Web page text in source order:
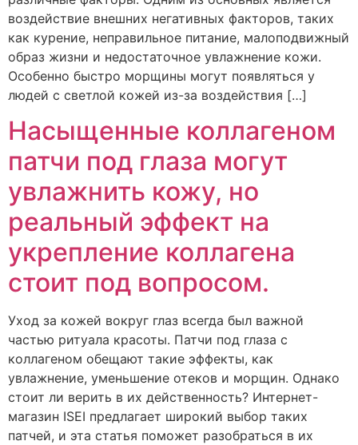
воздействие внешних негативных факторов, таких
как курение, неправильное питание, малоподвижный
образ жизни и недостаточное увлажнение кожи.
Особенно быстро морщины могут появляться у
людей с светлой кожей из-за воздействия […]
Насыщенные коллагеном
патчи под глаза могут
увлажнить кожу, но
реальный эффект на
укрепление коллагена
стоит под вопросом.
Уход за кожей вокруг глаз всегда был важной
частью ритуала красоты. Патчи под глаза с
коллагеном обещают такие эффекты, как
увлажнение, уменьшение отеков и морщин. Однако
стоит ли верить в их действенность? Интернет-
магазин ISEI предлагает широкий выбор таких
патчей, и эта статья поможет разобраться в их